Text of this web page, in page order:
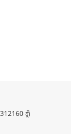
312160 ຫຼື